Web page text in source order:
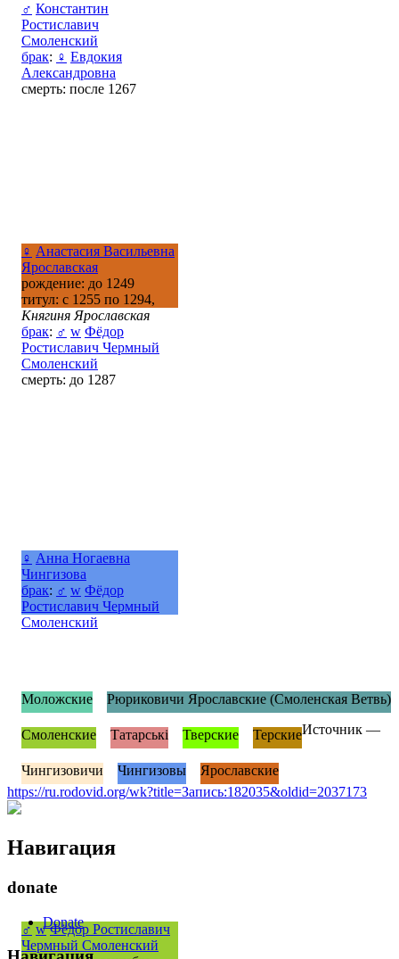
♂ Константин
Ростиславич
Смоленский
брак: ♀ Евдокия
Александровна
смерть: после 1267
♀ Анастасия Васильевна
Ярославская
рождение: до 1249
титул: с 1255 по 1294,
Княгиня Ярославская
брак: ♂ w Фёдор
Ростиславич Чермный
Смоленский
смерть: до 1287
♀ Анна Ногаевна
Чингизова
брак: ♂ w Фёдор
Ростиславич Чермный
Смоленский
♂ w Фёдор Ростиславич
Чермный Смоленский
Моложские Рюриковичи Ярославские (Смоленская Ветвь)
Смоленские Татарські Тверские Терские
Чингизовичи Чингизовы Ярославские
Источник —
https://ru.rodovid.org/wk?title=Запись:182035&oldid=2037173
Навигация
donate
Donate